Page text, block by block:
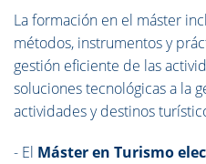
La formación en el máster
métodos, instrumentos y
gestión eficiente de las
soluciones tecnológicas a la
actividades y destinos
- El Máster en Turismo